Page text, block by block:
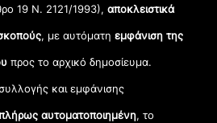
19 Ν. 2121/1993), αποκλειστικά
, με αυτόματηεμφάνιση της
προς το αρχικό δημοσίευμα.
συλλογής και εμφάνισης
αυτοματοποιημένη, το